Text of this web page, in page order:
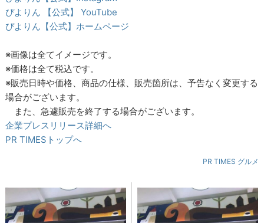
ぴよりん 【公式】 YouTube
ぴよりん【公式】ホームページ
※画像は全てイメージです。
※価格は全て税込です。
※販売日時や価格、商品の仕様、販売箇所は、予告なく変更する
場合がございます。
また、急遽販売を終了する場合がございます。
企業プレスリリース詳細へ
PR TIMESトップへ
PR TIMES グルメ